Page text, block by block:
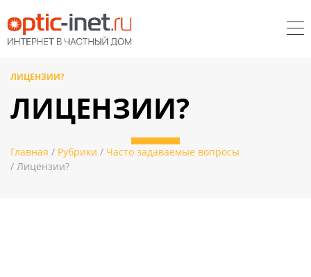
ЛИЦЕНЗИИ?
ЛИЦЕНЗИИ?
Главная / Рубрики / Часто задаваемые вопросы
/ Лицензии?